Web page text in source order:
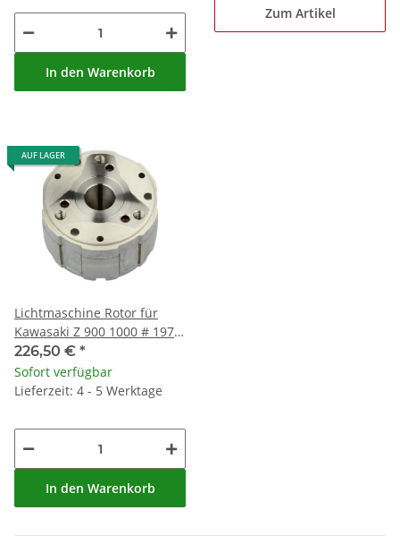
In den Warenkorb
Zum Artikel
AUF LAGER
Lichtmaschine Rotor für
Kawasaki Z 900 1000 # 1976-
1978 # 21007-1004 21007-
1005
226,50 € *
Sofort verfügbar
Lieferzeit: 4 - 5 Werktage
In den Warenkorb